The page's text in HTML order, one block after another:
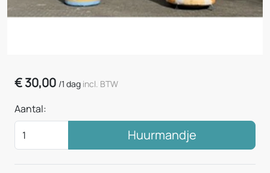
€30,00 /1 dag incl. BTW
Aantal:
Huurmandje